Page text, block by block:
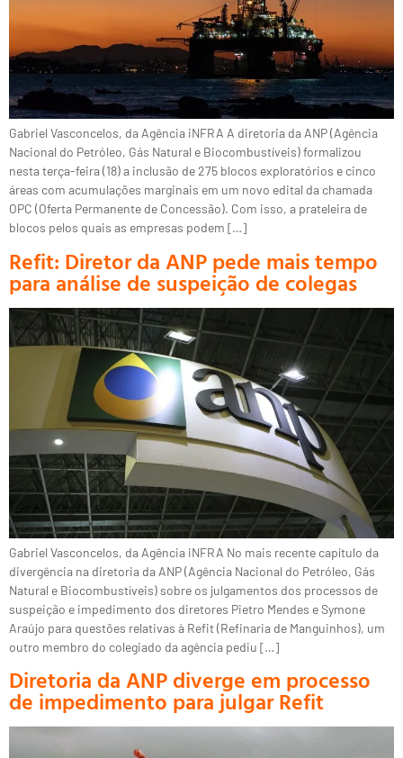
Gabriel Vasconcelos, da Agência iNFRA A diretoria da ANP (Agência
Nacional do Petróleo, Gás Natural e Biocombustíveis) formalizou
nesta terça-feira (18) a inclusão de 275 blocos exploratórios e cinco
áreas com acumulações marginais em um novo edital da chamada
OPC (Oferta Permanente de Concessão). Com isso, a prateleira de
blocos pelos quais as empresas podem […]
Refit: Diretor da ANP pede mais tempo
para análise de suspeição de colegas
Gabriel Vasconcelos, da Agência iNFRA No mais recente capítulo da
divergência na diretoria da ANP (Agência Nacional do Petróleo, Gás
Natural e Biocombustíveis) sobre os julgamentos dos processos de
suspeição e impedimento dos diretores Pietro Mendes e Symone
Araújo para questões relativas à Refit (Refinaria de Manguinhos), um
outro membro do colegiado da agência pediu […]
Diretoria da ANP diverge em processo
de impedimento para julgar Refit